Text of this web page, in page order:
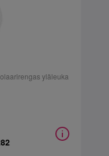
yläleuka